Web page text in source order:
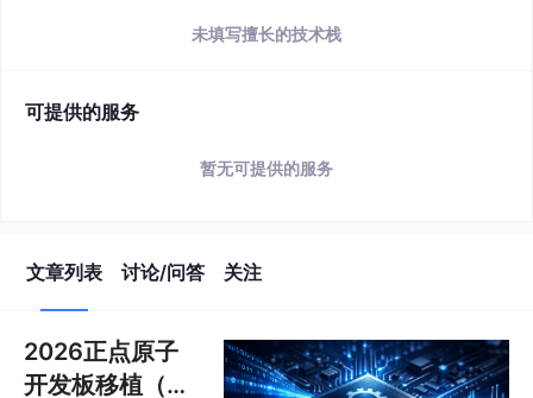
未填写擅长的技术栈
可提供的服务
暂无可提供的服务
文章列表 讨论/问答 关注
2026正点原子
开发板移植（UB